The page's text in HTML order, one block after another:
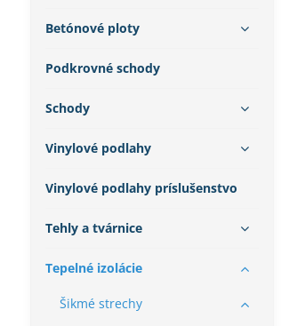
Betónové ploty
Podkrovné schody
Schody
Vinylové podlahy
Vinylové podlahy príslušenstvo
Tehly a tvárnice
Tepelné izolácie
Šikmé strechy